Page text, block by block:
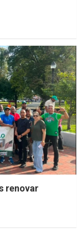
renovar